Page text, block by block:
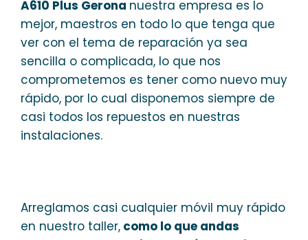
A610 Plus Gerona nuestra empresa es lo
mejor, maestros en todo lo que tenga que
ver con el tema de reparación ya sea
sencilla o complicada, lo que nos
comprometemos es tener como nuevo muy
rápido, por lo cual disponemos siempre de
casi todos los repuestos en nuestras
instalaciones.
Arreglamos casi cualquier móvil muy rápido
en nuestro taller, como lo que andas